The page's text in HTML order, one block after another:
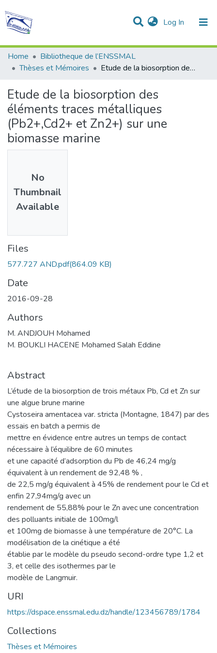
Log In (current)
Communities & Collections
Statistics
All of DSpace
Home
Bibliotheque de l’ENSSMAL
Thèses et Mémoires
Etude de la biosorption des éléments traces métalliques (Pb2+,Cd2+ et Zn2+) sur une biomasse marine
Etude de la biosorption des
éléments traces métalliques
(Pb2+,Cd2+ et Zn2+) sur une
biomasse marine
No
Thumbnail
Available
Files
577.727 AND.pdf(864.09 KB)
Date
2016-09-28
Authors
M. ANDJOUH Mohamed
M. BOUKLI HACENE Mohamed Salah Eddine
Abstract
L’étude de la biosorption de trois métaux Pb, Cd et Zn sur
une algue brune marine
Cystoseira amentacea var. stricta (Montagne, 1847) par des
essais en batch a permis de
mettre en évidence entre autres un temps de contact
nécessaire à l’équilibre de 60 minutes
et une capacité d’adsorption du Pb de 46,24 mg/g
équivalent à un rendement de 92,48 % ,
de 22,5 mg/g équivalent à 45% de rendement pour le Cd et
enfin 27,94mg/g avec un
rendement de 55,88% pour le Zn avec une concentration
des polluants initiale de 100mg/l
et 100mg de biomasse à une température de 20°C. La
modélisation de la cinétique a été
établie par le modèle du pseudo second-ordre type 1,2 et
3, et celle des isothermes par le
modèle de Langmuir.
URI
https://dspace.enssmal.edu.dz/handle/123456789/1784
Collections
Thèses et Mémoires